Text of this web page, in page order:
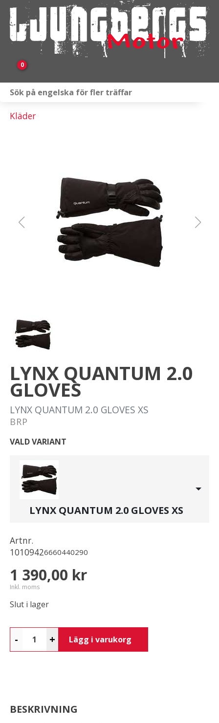
0
Släpvagnar & Skylift
Kläder
LYNX QUANTUM 2.0
GLOVES
LYNX QUANTUM 2.0 GLOVES XS
BRP
VALD VARIANT
LYNX QUANTUM 2.0 GLOVES XS
Artnr.
10109426660440290
1 390,00 kr
Inkl. moms
Slut i lager
- + Lägg i varukorg
BESKRIVNING